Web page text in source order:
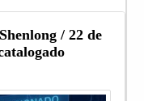
/ 22 de